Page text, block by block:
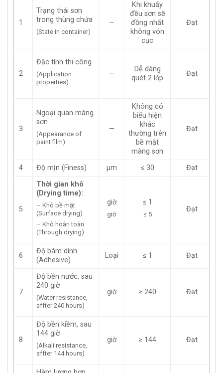
1
Trạng thái sơn
trong thùng chứa
(State in container)
—
Khi khuấy
đều sơn sẽ
đồng nhất
không vón
cục
Đạt
2
Đặc tính thi công
(Application
properties)
—
Dễ dàng
quét 2 lớp
Đạt
3
Ngoại quan màng
sơn
(Appearance of
paint film)
—
Không có
biểu hiện
khác
thường trên
bề mặt
màng sơn
Đạt
4 Độ mịn (Finess) µm ≤ 30 Đạt
5
Thời gian khô
(Drying time):
– Khô bề mặt
(Surface drying)
– Khô hoàn toàn
(Through drying)
giờ
giờ
≤ 1
≤ 5
Đạt
6
Độ bám dính
(Adhesive)
Loại ≤ 1 Đạt
7
Độ bền nước, sau
240 giờ
(Water resistance,
affter 240 hours)
giờ ≥ 240 Đạt
8
Độ bền kiềm, sau
144 giờ
(Alkali resistance,
affter 144 hours)
giờ ≥ 144 Đạt